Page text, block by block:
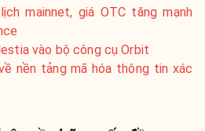
mainnet, giá OTC tăng mạnh
vào bộ công cụ Orbit
nền tảng mã hóa thông tin xác